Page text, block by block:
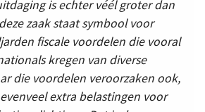
is echter véél groter dan
zaak staat symbool voor
fiscale voordelen die vooral
kregen van diverse
die voordelen veroorzaken ook,
extra belastingen voor